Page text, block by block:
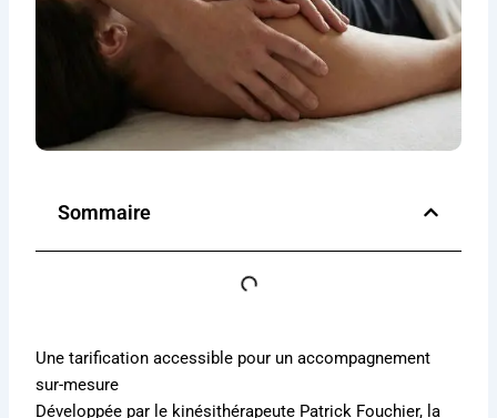
Sommaire
Une tarification accessible pour un accompagnement
sur-mesure
Développée par le kinésithérapeute Patrick Fouchier, la